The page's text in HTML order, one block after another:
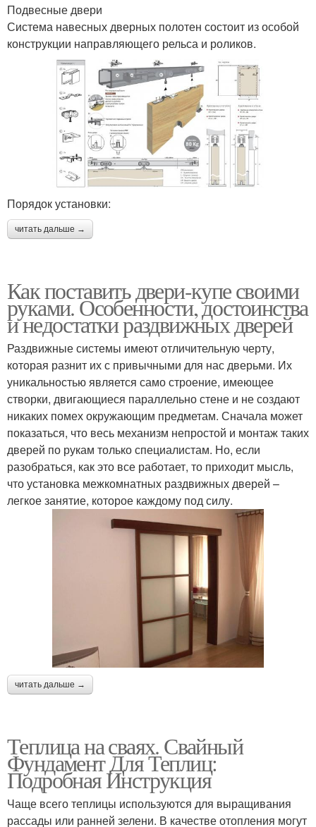
Подвесные двери
Система навесных дверных полотен состоит из особой
конструкции направляющего рельса и роликов.
Порядок установки:
читать дальше →
Как поставить двери-купе своими
руками. Особенности, достоинства
и недостатки раздвижных дверей
Раздвижные системы имеют отличительную черту,
которая разнит их с привычными для нас дверьми. Их
уникальностью является само строение, имеющее
створки, двигающиеся параллельно стене и не создают
никаких помех окружающим предметам. Сначала может
показаться, что весь механизм непростой и монтаж таких
дверей по рукам только специалистам. Но, если
разобраться, как это все работает, то приходит мысль,
что установка межкомнатных раздвижных дверей –
легкое занятие, которое каждому под силу.
читать дальше →
Теплица на сваях. Свайный
Фундамент Для Теплиц:
Подробная Инструкция
Чаще всего теплицы используются для выращивания
рассады или ранней зелени. В качестве отопления могут